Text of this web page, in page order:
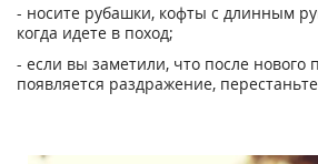
- носите рубашки, кофты с длинным
когда идете в поход;
- если вы заметили, что после нового
появляется раздражение,